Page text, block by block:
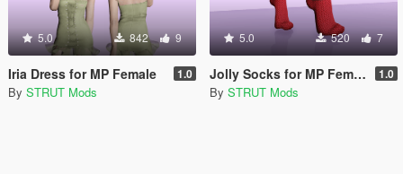
5.0 842 9
Iria Dress for MP Female 1.0
By STRUT Mods
5.0 520 7
Jolly Socks for MP Female 1.0
By STRUT Mods